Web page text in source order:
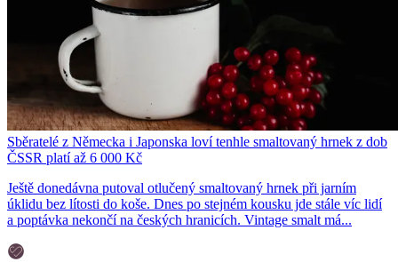
Sběratelé z Německa i Japonska loví tenhle smaltovaný hrnek z dob
ČSSR platí až 6 000 Kč
Ještě donedávna putoval otlučený smaltovaný hrnek při jarním
úklidu bez lítosti do koše. Dnes po stejném kousku jde stále víc lidí
a poptávka nekončí na českých hranicích. Vintage smalt má...